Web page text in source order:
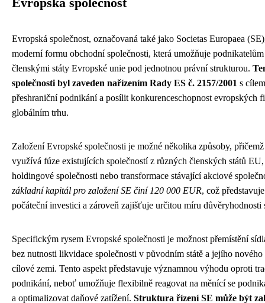
Evropská společnost
Evropská společnost, označovaná také jako Societas Europaea
moderní formu obchodní společnosti, která umožňuje
členskými státy Evropské unie pod jednotnou právní strukturou.
společnosti byl zaveden nařízením Rady ES č. 2157/2001 s
přeshraniční podnikání a posílit konkurenceschopnost evropských
globálním trhu.
Založení Evropské společnosti je možné několika způsoby, přičemž
využívá fúze existujících společností z různých členských států
holdingové společnosti nebo transformace stávající akciové
základní kapitál pro založení SE činí 120 000 EUR, což
počáteční investici a zároveň zajišťuje určitou míru důvěryhodnosti
Specifickým rysem Evropské společnosti je možnost přemístění
bez nutnosti likvidace společnosti v původním státě a jejího
cílové zemi. Tento aspekt představuje významnou výhodu oproti
podnikání, neboť umožňuje flexibilně reagovat na měnící se
a optimalizovat daňové zatížení. Struktura řízení SE může být